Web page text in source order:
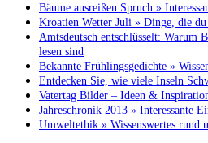
Bäume ausreißen Spruch »
Kroatien Wetter Juli » Dinge, die
Amtsdeutsch entschlüsselt: Warum
lesen sind
Bekannte Frühlingsgedichte »
Entdecken Sie, wie viele Inseln
Vatertag Bilder – Ideen &
Jahreschronik 2013 » Interessante
Umweltethik » Wissenswertes rund